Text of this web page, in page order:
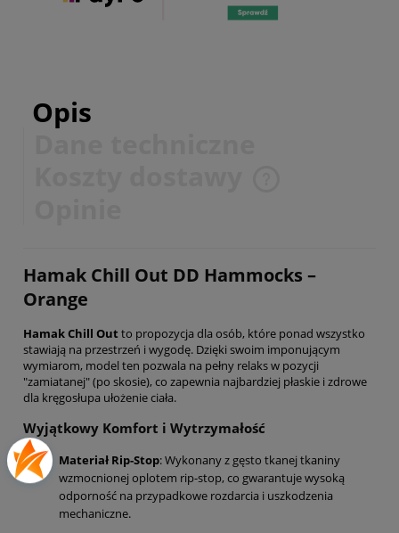
Opis
Hamak Chill Out DD Hammocks –
Orange
Hamak Chill Out to propozycja dla osób, które ponad wszystko
stawiają na przestrzeń i wygodę. Dzięki swoim imponującym
wymiarom, model ten pozwala na pełny relaks w pozycji
"zamiatanej" (po skosie), co zapewnia najbardziej płaskie i zdrowe
dla kręgosłupa ułożenie ciała.
Wyjątkowy Komfort i Wytrzymałość
Materiał Rip-Stop: Wykonany z gęsto tkanej tkaniny
wzmocnionej oplotem rip-stop, co gwarantuje wysoką
odporność na przypadkowe rozdarcia i uszkodzenia
mechaniczne.